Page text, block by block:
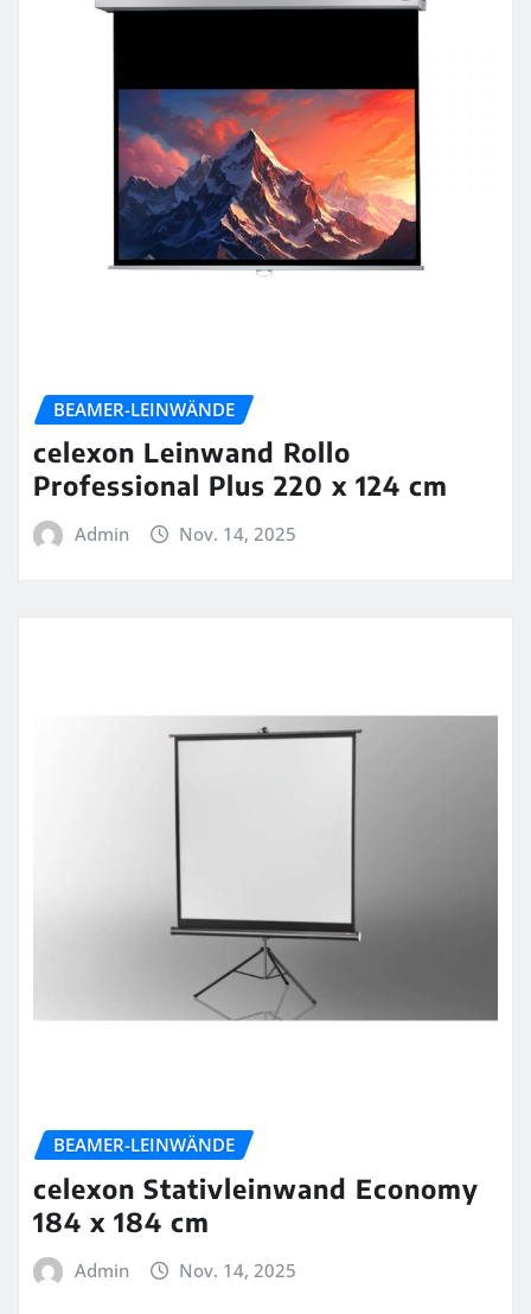
BEAMER-LEINWÄNDE
celexon Leinwand Rollo
Professional Plus 220 x 124 cm
Admin Nov. 14, 2025
BEAMER-LEINWÄNDE
celexon Stativleinwand Economy
184 x 184 cm
Admin Nov. 14, 2025